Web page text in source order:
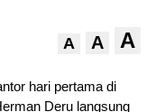
A A A
hari pertama di
Deru langsung